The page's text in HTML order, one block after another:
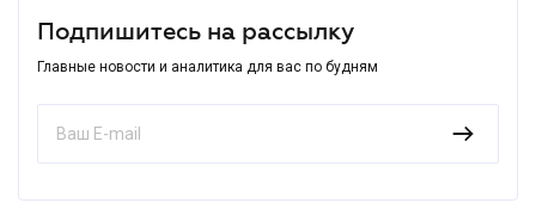
Подпишитесь на рассылку
Главные новости и аналитика для вас по будням